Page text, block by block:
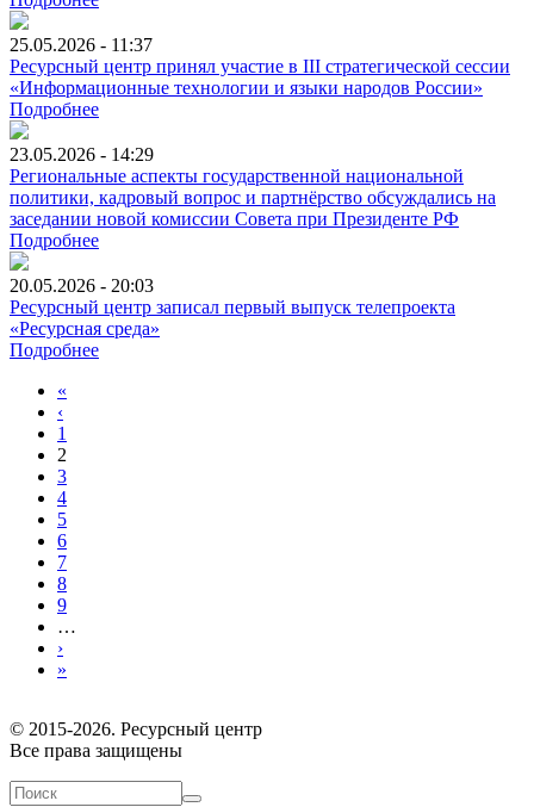
25.05.2026 - 11:37
Ресурсный центр принял участие в III стратегической сессии
«Информационные технологии и языки народов России»
Подробнее
23.05.2026 - 14:29
Региональные аспекты государственной национальной
политики, кадровый вопрос и партнёрство обсуждались на
заседании новой комиссии Совета при Президенте РФ
Подробнее
20.05.2026 - 20:03
Ресурсный центр записал первый выпуск телепроекта
«Ресурсная среда»
Подробнее
«
‹
1
2
3
4
5
6
7
8
9
…
›
»
© 2015-2026. Ресурсный центр
Все права защищены